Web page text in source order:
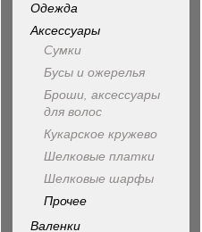
Одежда
Аксессуары
Сумки
Бусы и ожерелья
Броши, аксессуары
для волос
Кукарское кружево
Шелковые платки
Шелковые шарфы
Прочее
Валенки